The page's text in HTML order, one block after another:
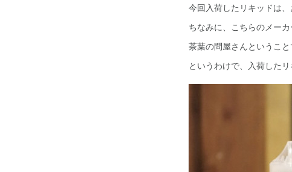
今回入荷したリキッドは
ちなみに、こちらのメー
茶葉の問屋さんというこ
というわけで、入荷した